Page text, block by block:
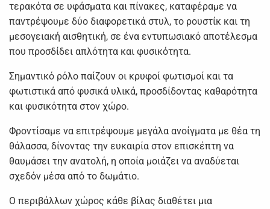
τερακότα σε υφάσματα και πίνακες, καταφέραμε να
παντρέψουμε δύο διαφορετικά στυλ, το ρουστίκ και τη
μεσογειακή αισθητική, σε ένα εντυπωσιακό αποτέλεσμα
που προσδίδει απλότητα και φυσικότητα.
Σημαντικό ρόλο παίζουν οι κρυφοί φωτισμοί και τα
φωτιστικά από φυσικά υλικά, προσδίδοντας καθαρότητα
και φυσικότητα στον χώρο.
Φροντίσαμε να επιτρέψουμε μεγάλα ανοίγματα με θέα τη
θάλασσα, δίνοντας την ευκαιρία στον επισκέπτη να
θαυμάσει την ανατολή, η οποία μοιάζει να αναδύεται
σχεδόν μέσα από το δωμάτιο.
Ο περιβάλλων χώρος κάθε βίλας διαθέτει μια